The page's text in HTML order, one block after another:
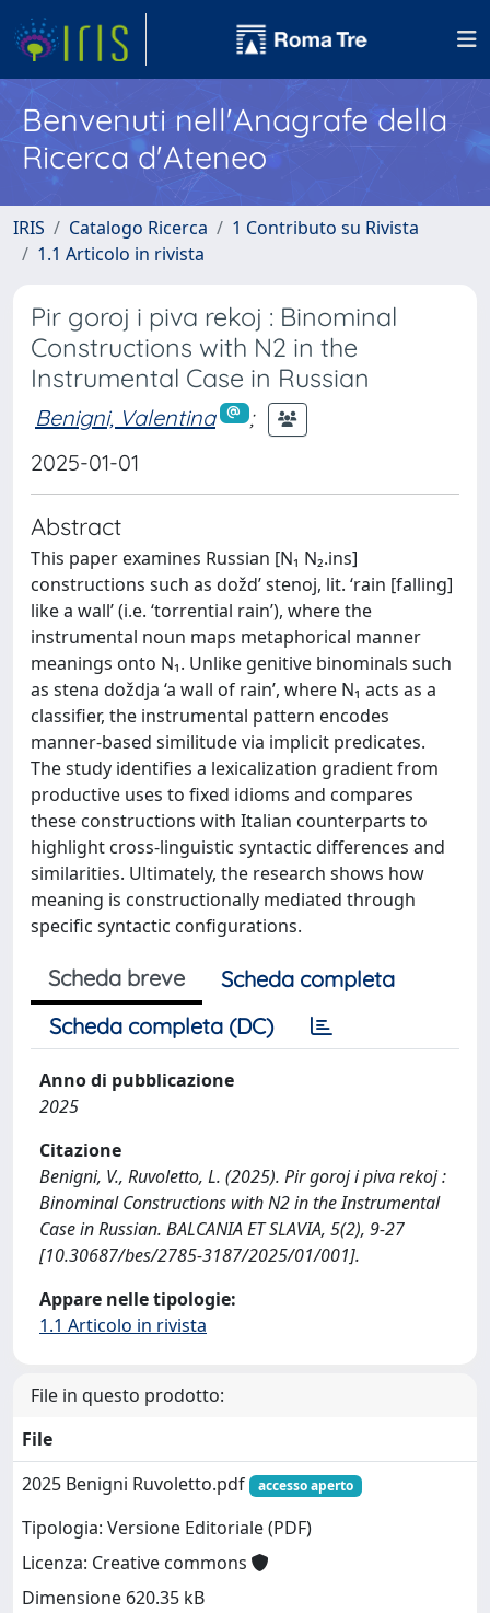
Benvenuti nell'Anagrafe della
Ricerca d'Ateneo
IRIS Catalogo Ricerca
1 Contributo su Rivista
1.1 Articolo in rivista
Pir goroj i piva rekoj : Binominal
Constructions with N2 in the
Instrumental Case in Russian
Benigni, Valentina
;
2025-01-01
Abstract
This paper examines Russian [N₁ N₂.ins]
constructions such as dožd’ stenoj, lit. ‘rain [falling]
like a wall’ (i.e. ‘torrential rain’), where the
instrumental noun maps metaphorical manner
meanings onto N₁. Unlike genitive binominals such
as stena doždja ‘a wall of rain’, where N₁ acts as a
classifier, the instrumental pattern encodes
manner-based similitude via implicit predicates.
The study identifies a lexicalization gradient from
productive uses to fixed idioms and compares
these constructions with Italian counterparts to
highlight cross-linguistic syntactic differences and
similarities. Ultimately, the research shows how
meaning is constructionally mediated through
specific syntactic configurations.
Scheda breve
Scheda completa
Scheda completa (DC)
Anno di pubblicazione
2025
Citazione
Benigni, V., Ruvoletto, L. (2025). Pir goroj i piva rekoj :
Binominal Constructions with N2 in the Instrumental
Case in Russian. BALCANIA ET SLAVIA, 5(2), 9-27
[10.30687/bes/2785-3187/2025/01/001].
Appare nelle tipologie:
1.1 Articolo in rivista
File in questo prodotto:
File
2025 Benigni Ruvoletto.pdf
accesso aperto
Tipologia: Versione Editoriale (PDF)
Licenza: Creative commons
Dimensione 620.35 kB